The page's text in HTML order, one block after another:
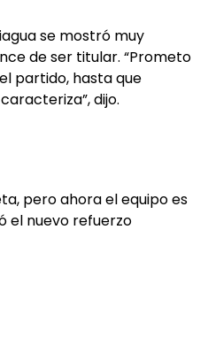
se mostró muy
de ser titular. “Prometo
partido, hasta que
dijo.
pero ahora el equipo es
el nuevo refuerzo